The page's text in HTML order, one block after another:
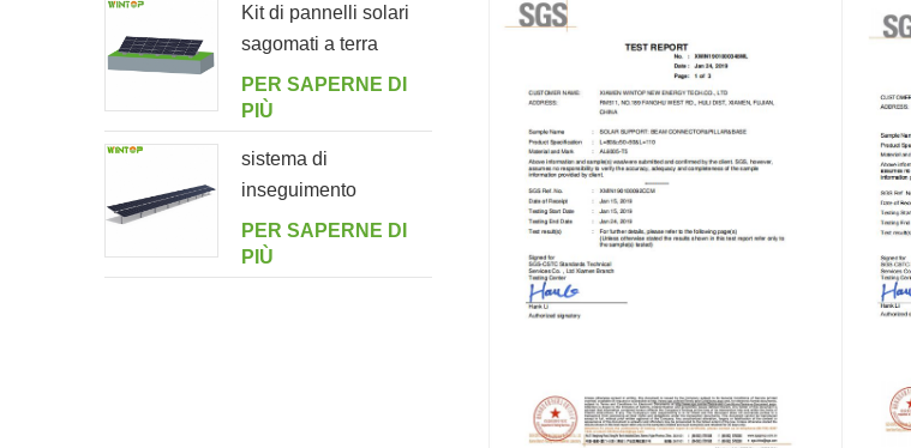
Kit di pannelli solari
sagomati a terra
PER SAPERNE DI
PIÙ
sistema di
inseguimento
orizzontale monoasse
multi-drive a doppio
ritratto
PER SAPERNE DI
PIÙ